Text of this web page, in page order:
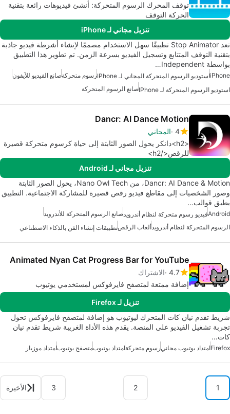
توقف المحرك الرسوم المتحركة: أنشئ فيديوهات رائعة بتقنية
الحركة التوقف
تنزيل مجاني لـ iPhone
تعد Stop Animator تطبيقًا سهل الاستخدام مصممًا لإنشاء أشرطة فيديو جاذبة
بتقنية التوقف المتتابع وتسجيل الفيديو بسرعة الزمن. تم تطوير هذا التطبيق
بواسطة Independent…
iPhoneاستوديو الرسوم المتحركة المجاني لـ IPhone رسوم متحركةصانع الفيديو للآيفون
استوديو الرسوم المتحركة لـ IPhone
صانع الرسوم المتحركة
Dancr: AI Dance Motion
4 المجاني
<h2>دانكر يحول الصور الثابتة إلى حياة كرسوم متحركة قصيرة
للرقص</h2>
تنزيل مجاني لـ Android
Dancr: AI Dance & Motion، من Nano Owl Tech، يحول الصور الثابتة
وصور الشخصيات إلى مقاطع فيديو رقص قصيرة للمشاركة الاجتماعية. التطبيق
يطبق قوالب…
Androidفيديو رسوم متحركة لنظام أندرويدصانع الرسوم المتحركة للأندرويد
الرسوم المتحركة لنظام أندرويدألعاب الرقصتطبيقات إنشاء الفن بالذكاء الاصطناعي
Animated Nyan Cat Progress Bar for YouTube
4.7 الاشتراك
إضافة ممتعة لمتصفح فايرفوكس لمستخدمي يوتيوب
تنزيل لـ Firefox
شريط تقدم نيان كات المتحرك ليوتيوب هو إضافة لمتصفح فايرفوكس تحول
تجربة تشغيل الفيديو على المنصة. يقدم هذه الأداة الغريبة شريط تقدم نيان
كات…
Firefoxامتداد يوتيوب مجانيرسوم متحركةامتداد يوتيوبمتصفح يوتيوبامتداد موزبار
1
2
3 الأخيرة